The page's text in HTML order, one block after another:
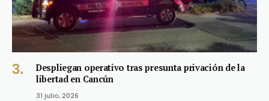
Despliegan operativo tras presunta privación de la
libertad en Cancún
31 julio, 2026